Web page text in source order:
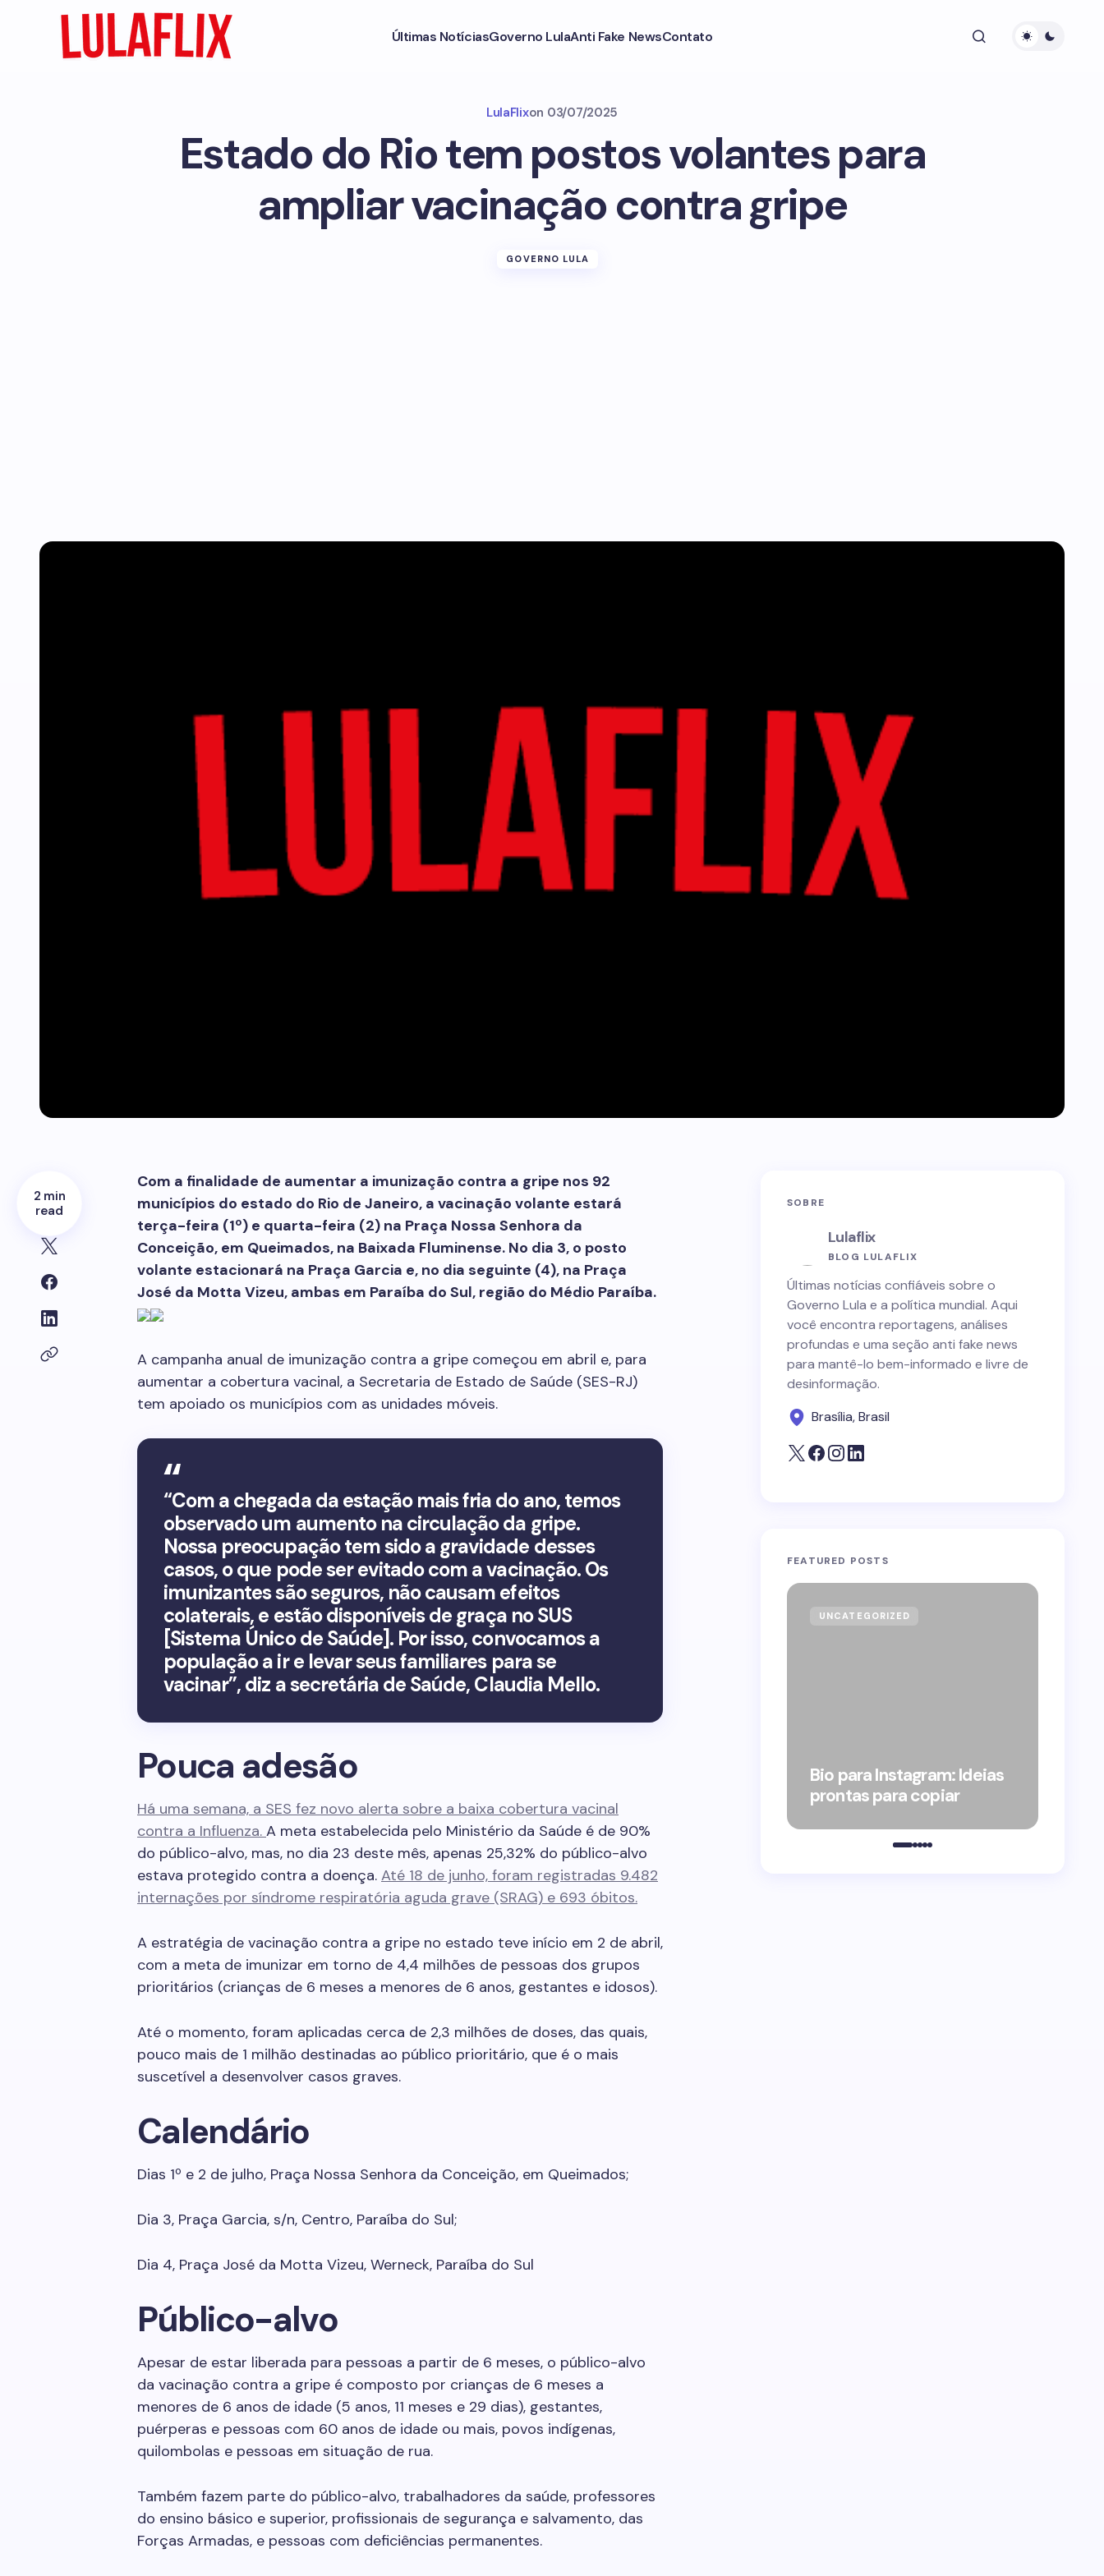
Últimas NotíciasGoverno LulaAnti Fake NewsContato
LulaFlixon 03/07/2025
Estado do Rio tem postos volantes para
ampliar vacinação contra gripe
GOVERNO LULA
2 min
read
Com a finalidade de aumentar a imunização contra a gripe nos 92
municípios do estado do Rio de Janeiro, a vacinação volante estará
terça-feira (1º) e quarta-feira (2) na Praça Nossa Senhora da
Conceição, em Queimados, na Baixada Fluminense. No dia 3, o posto
volante estacionará na Praça Garcia e, no dia seguinte (4), na Praça
José da Motta Vizeu, ambas em Paraíba do Sul, região do Médio Paraíba.
A campanha anual de imunização contra a gripe começou em abril e, para
aumentar a cobertura vacinal, a Secretaria de Estado de Saúde (SES-RJ)
tem apoiado os municípios com as unidades móveis.
“Com a chegada da estação mais fria do ano, temos
observado um aumento na circulação da gripe.
Nossa preocupação tem sido a gravidade desses
casos, o que pode ser evitado com a vacinação. Os
imunizantes são seguros, não causam efeitos
colaterais, e estão disponíveis de graça no SUS
[Sistema Único de Saúde]. Por isso, convocamos a
população a ir e levar seus familiares para se
vacinar”, diz a secretária de Saúde, Claudia Mello.
Pouca adesão
Há uma semana, a SES fez novo alerta sobre a baixa cobertura vacinal
contra a Influenza. A meta estabelecida pelo Ministério da Saúde é de 90%
do público-alvo, mas, no dia 23 deste mês, apenas 25,32% do público-alvo
estava protegido contra a doença. Até 18 de junho, foram registradas 9.482
internações por síndrome respiratória aguda grave (SRAG) e 693 óbitos.
A estratégia de vacinação contra a gripe no estado teve início em 2 de abril,
com a meta de imunizar em torno de 4,4 milhões de pessoas dos grupos
prioritários (crianças de 6 meses a menores de 6 anos, gestantes e idosos).
Até o momento, foram aplicadas cerca de 2,3 milhões de doses, das quais,
pouco mais de 1 milhão destinadas ao público prioritário, que é o mais
suscetível a desenvolver casos graves.
Calendário
Dias 1º e 2 de julho, Praça Nossa Senhora da Conceição, em Queimados;
Dia 3, Praça Garcia, s/n, Centro, Paraíba do Sul;
Dia 4, Praça José da Motta Vizeu, Werneck, Paraíba do Sul
Público-alvo
Apesar de estar liberada para pessoas a partir de 6 meses, o público-alvo
da vacinação contra a gripe é composto por crianças de 6 meses a
menores de 6 anos de idade (5 anos, 11 meses e 29 dias), gestantes,
puérperas e pessoas com 60 anos de idade ou mais, povos indígenas,
quilombolas e pessoas em situação de rua.
Também fazem parte do público-alvo, trabalhadores da saúde, professores
do ensino básico e superior, profissionais de segurança e salvamento, das
Forças Armadas, e pessoas com deficiências permanentes.
SOBRE
Lulaflix
BLOG LULAFLIX
Últimas notícias confiáveis sobre o
Governo Lula e a política mundial. Aqui
você encontra reportagens, análises
profundas e uma seção anti fake news
para mantê-lo bem-informado e livre de
desinformação.
Brasília, Brasil
FEATURED POSTS
UNCATEGORIZED
Bio para Instagram: Ideias
prontas para copiar